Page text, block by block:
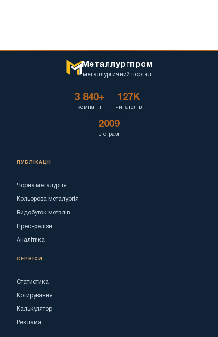
Металлургпром
металлургичний портал
3 840+
компанії
127K
читателів
2009
в отразі
ПУБЛІКАЦІЇ
Чорна металургія
Кольорова металургія
Видобуток металів
Прес-релізи
Аналітика
СЕРВІСИ
Статистика
Котирування
Калькулятор
Реклама